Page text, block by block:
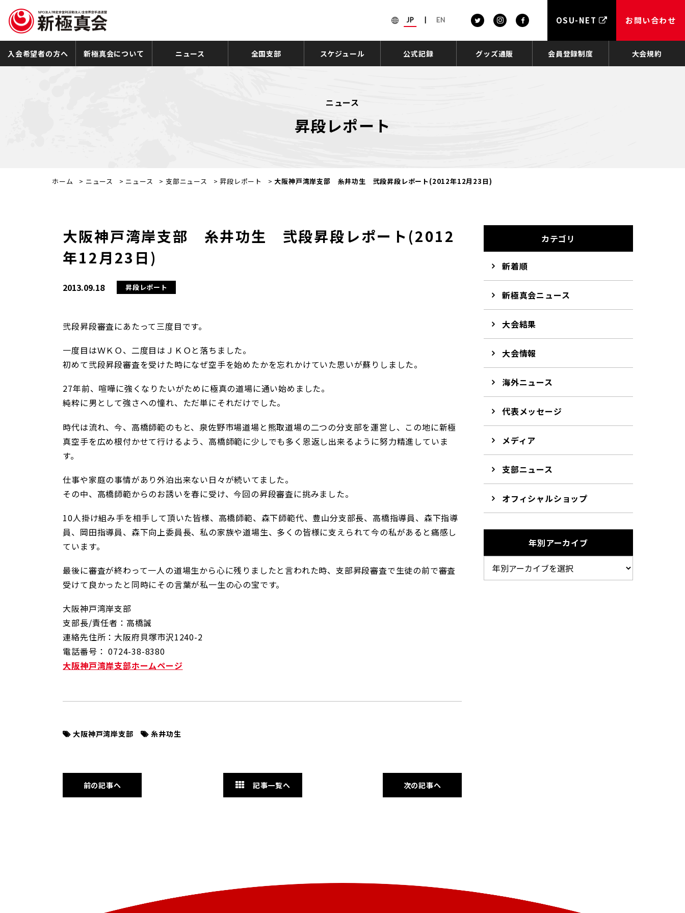
JP EN OSU-NET お問い合わせ
入会希望者の方へ 新極真会について ニュース 全国支部 スケジュール 公式記録 グッズ通販 会員登録制度 大会規約
ニュース
昇段レポート
ホーム > ニュース > ニュース > 支部ニュース >昇段レポート > 大阪神戸湾岸支部 糸井功生 弐段昇段レポート(2012年12月23日)
大阪神戸湾岸支部 糸井功生 弐段昇段レポート(2012
年12月23日)
2013.09.18 昇段レポート
弐段昇段審査にあたって三度目です。
一度目はＷＫＯ、二度目はＪＫＯと落ちました。
初めて弐段昇段審査を受けた時になぜ空手を始めたかを忘れかけていた思いが蘇りしました。
27年前、喧嘩に強くなりたいがために極真の道場に通い始めました。
純粋に男として強さへの憧れ、ただ単にそれだけでした。
時代は流れ、今、高橋師範のもと、泉佐野市場道場と熊取道場の二つの分支部を運営し、この地に新極
真空手を広め根付かせて行けるよう、高橋師範に少しでも多く恩返し出来るように努力精進していま
す。
仕事や家庭の事情があり外泊出来ない日々が続いてました。
その中、高橋師範からのお誘いを春に受け、今回の昇段審査に挑みました。
10人掛け組み手を相手して頂いた皆様、高橋師範、森下師範代、豊山分支部長、高橋指導員、森下指導
員、岡田指導員、森下向上委員長、私の家族や道場生、多くの皆様に支えられて今の私があると痛感し
ています。
最後に審査が終わって一人の道場生から心に残りましたと言われた時、支部昇段審査で生徒の前で審査
受けて良かったと同時にその言葉が私一生の心の宝です。
大阪神戸湾岸支部
支部長/責任者：高橋誠
連絡先住所：大阪府貝塚市沢1240-2
電話番号： 0724-38-8380
大阪神戸湾岸支部ホームページ
大阪神戸湾岸支部 糸井功生
前の記事へ 記事一覧へ 次の記事へ
カテゴリ
新着順
新極真会ニュース
大会結果
大会情報
海外ニュース
代表メッセージ
メディア
支部ニュース
オフィシャルショップ
年別アーカイブ